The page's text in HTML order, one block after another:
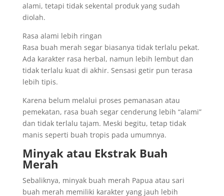
alami, tetapi tidak sekental produk yang sudah
diolah.
Rasa alami lebih ringan
Rasa buah merah segar biasanya tidak terlalu pekat.
Ada karakter rasa herbal, namun lebih lembut dan
tidak terlalu kuat di akhir. Sensasi getir pun terasa
lebih tipis.
Karena belum melalui proses pemanasan atau
pemekatan, rasa buah segar cenderung lebih “alami”
dan tidak terlalu tajam. Meski begitu, tetap tidak
manis seperti buah tropis pada umumnya.
Minyak atau Ekstrak Buah
Merah
Sebaliknya, minyak buah merah Papua atau sari
buah merah memiliki karakter yang jauh lebih